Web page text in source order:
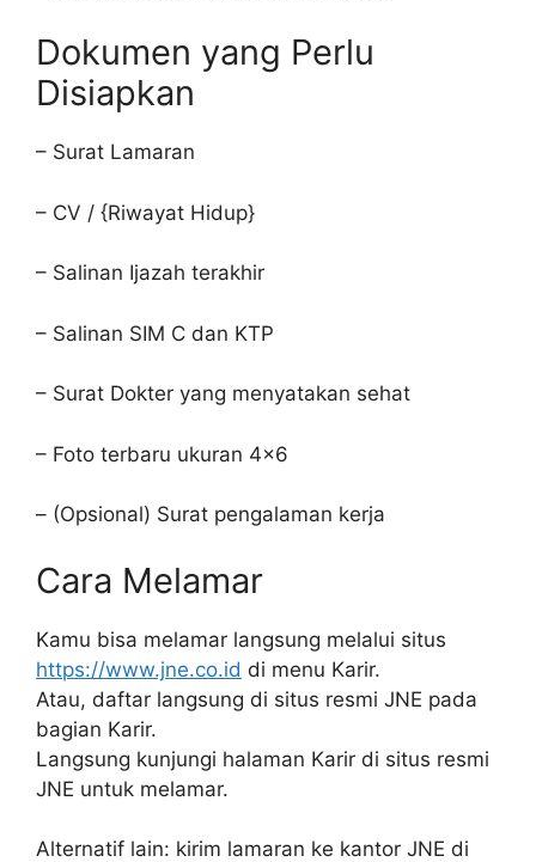
Dokumen yang Perlu
Disiapkan
– Surat Lamaran
– CV / {Riwayat Hidup}
– Salinan Ijazah terakhir
– Salinan SIM C dan KTP
– Surat Dokter yang menyatakan sehat
– Foto terbaru ukuran 4×6
– (Opsional) Surat pengalaman kerja
Cara Melamar
Kamu bisa melamar langsung melalui situs
https://www.jne.co.id di menu Karir.
Atau, daftar langsung di situs resmi JNE pada
bagian Karir.
Langsung kunjungi halaman Karir di situs resmi
JNE untuk melamar.
Alternatif lain: kirim lamaran ke kantor JNE di